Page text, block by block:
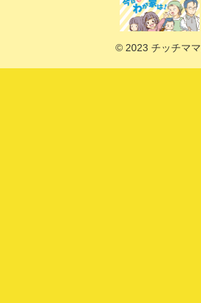
© 2023 チッチママ.